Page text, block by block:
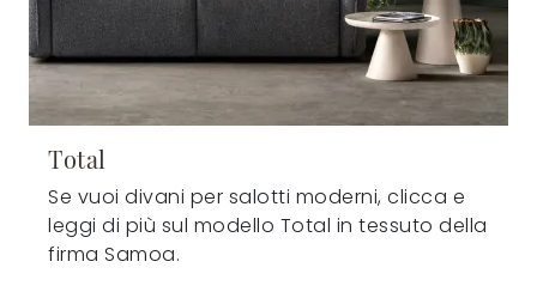
Total
Se vuoi divani per salotti moderni, clicca e
leggi di più sul modello Total in tessuto della
firma Samoa.